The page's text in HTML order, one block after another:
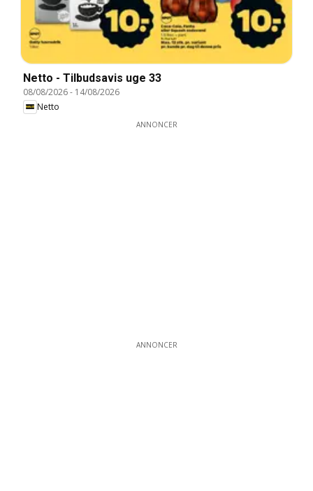
Netto - Tilbudsavis uge 33
08/08/2026- 14/08/2026
Netto
ANNONCER
ANNONCER